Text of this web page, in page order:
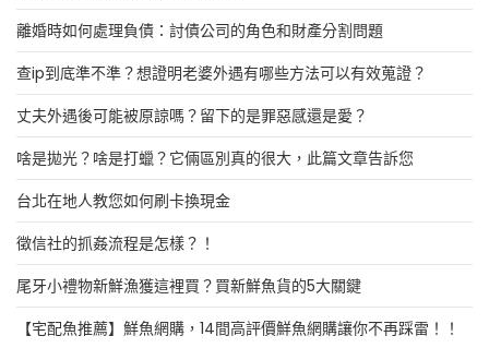
離婚時如何處理負債：討債公司的角色和財產分割問題
查ip到底準不準？想證明老婆外遇有哪些方法可以有效蒐證？
丈夫外遇後可能被原諒嗎？留下的是罪惡感還是愛？
啥是拋光？啥是打蠟？它倆區別真的很大，此篇文章告訴您
台北在地人教您如何刷卡換現金
徵信社的抓姦流程是怎樣？！
尾牙小禮物新鮮漁獲這裡買？買新鮮魚貨的5大關鍵
【宅配魚推薦】鮮魚網購，14間高評價鮮魚網購讓你不再踩雷！！